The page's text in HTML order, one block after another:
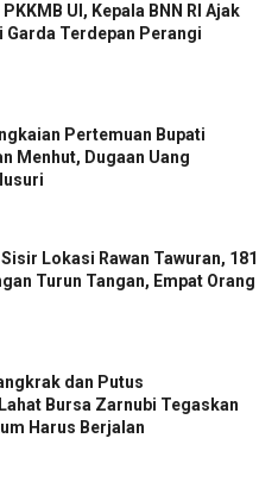
UI, Kepala BNN RI Ajak
Garda Terdepan Perangi
Pertemuan Bupati
Menhut, Dugaan Uang
Lokasi Rawan Tawuran, 181
Turun Tangan, Empat Orang
dan Putus
Bursa Zarnubi Tegaskan
Harus Berjalan